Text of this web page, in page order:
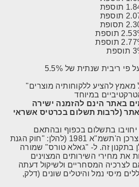
ריבית שנתית של 5.5%
"גאלא טורס" עושה כל מאמץ להציע ללקוחותיה מוצרים
באתר הינם להזמנה ישירה
(לרבות תשלום בכרטיס אשראי
יחויבו בתשלום בכפוף ובהתאם
להוראות חוק הגנת הצרכן ה'תשמ"א 1981 (להלן: "חוק הגנת
בתקנון זה. ל- "גאלא טורס" שמורה
את מחירי השירותים המצוינים
המסחריים ולשיקול דעתה
מיסי נמל והיטלים שונים (דלק,